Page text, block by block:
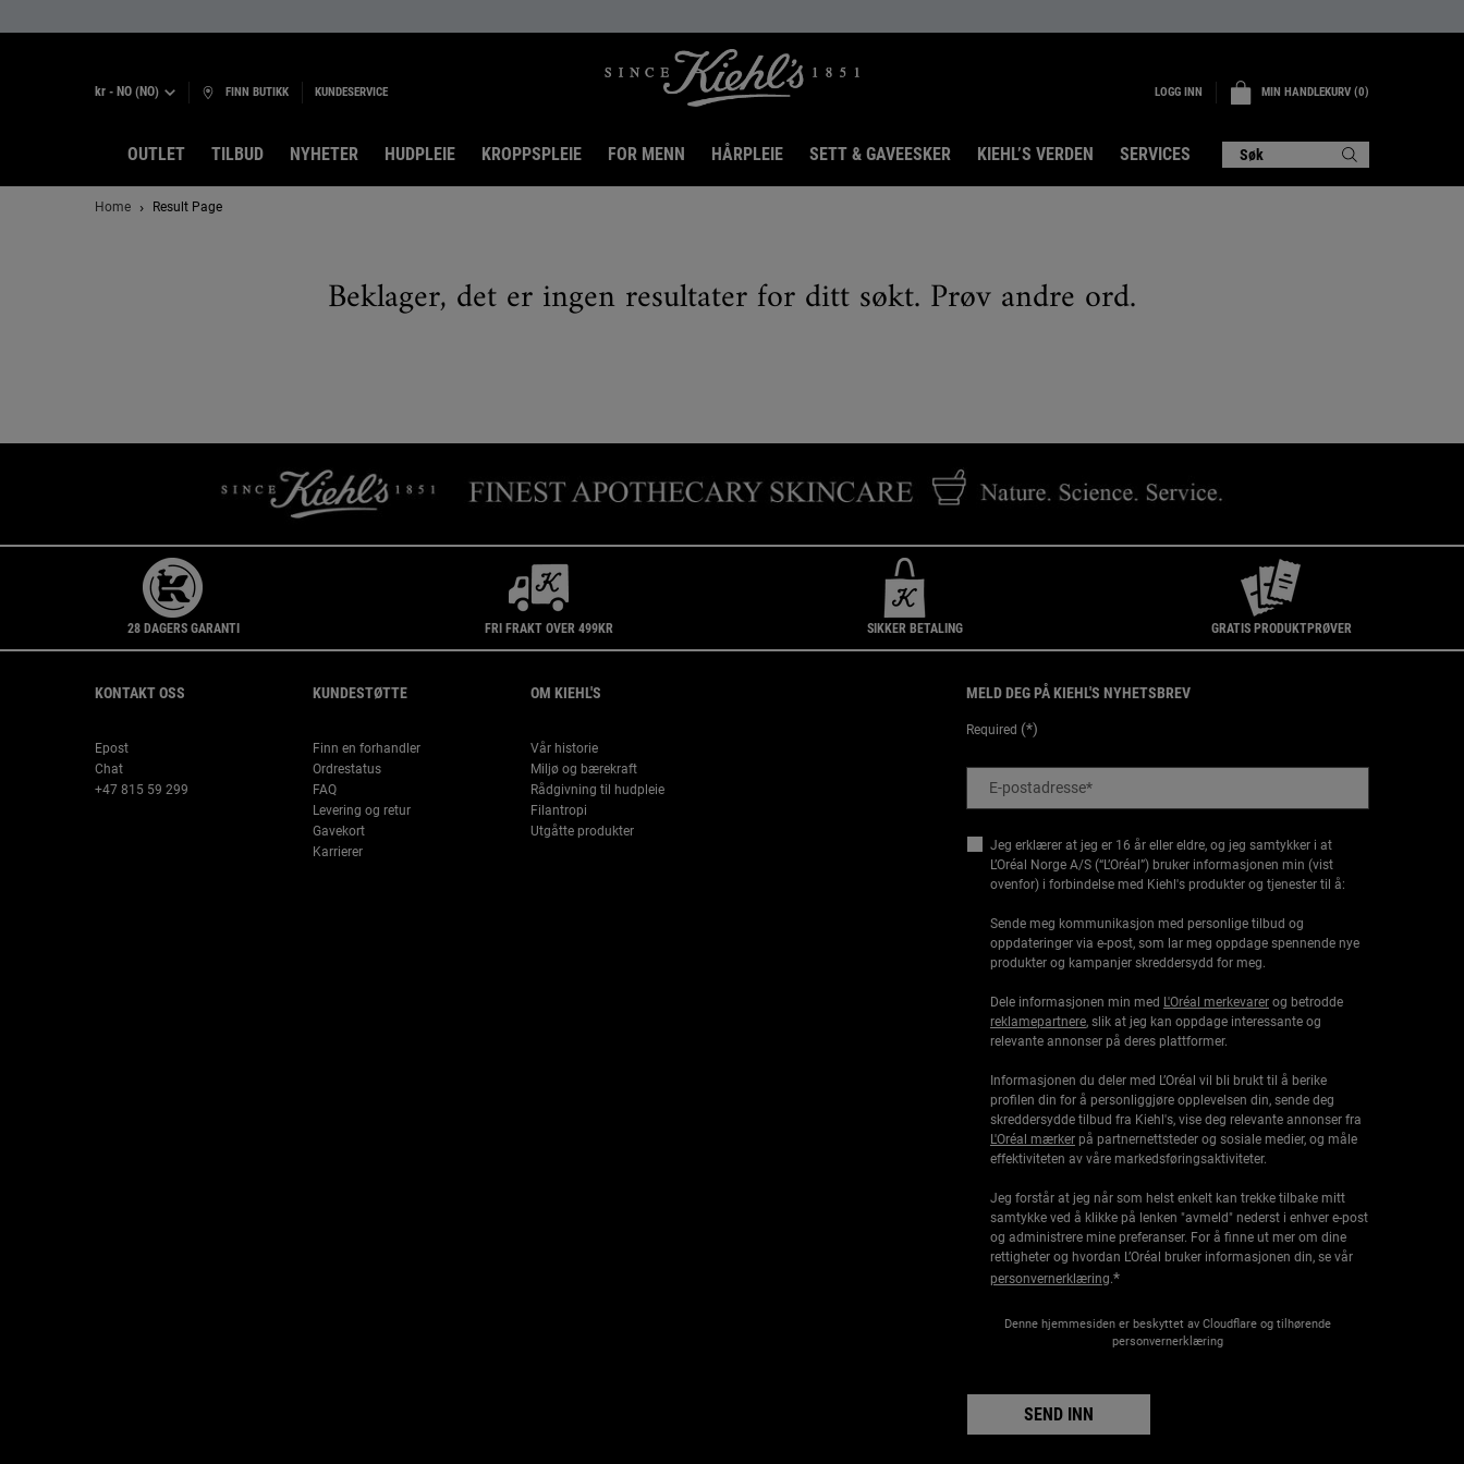
kr - NO (NO) FINN BUTIKK KUNDESERVICE LOGG INN MIN HANDLEKURV 0
0 PRODUKT
OUTLET TILBUD NYHETER HUDPLEIE KROPPSPLEIE FOR MENN HÅRPLEIE SETT & GAVEESKER KIEHL’S VERDEN SERVICES Søk
Home Result Page
Beklager, det er ingen resultater for ditt søkt. Prøv andre ord.
28 DAGERS GARANTI FRI FRAKT OVER 499KR SIKKER BETALING GRATIS PRODUKTPRØVER
KONTAKT OSS
Epost
Chat
+47 815 59 299
KUNDESTØTTE
Finn en forhandler
Ordrestatus
FAQ
Levering og retur
Gavekort
Karrierer
OM KIEHL'S
Vår historie
Miljø og bærekraft
Rådgivning til hudpleie
Filantropi
Utgåtte produkter
MELD DEG PÅ KIEHL'S NYHETSBREV
Required (*)
E-postadresse*
Jeg erklærer at jeg er 16 år eller eldre, og jeg samtykker i at
L’Oréal Norge A/S (“L’Oréal”) bruker informasjonen min (vist
ovenfor) i forbindelse med Kiehl's produkter og tjenester til å:
Sende meg kommunikasjon med personlige tilbud og
oppdateringer via e-post, som lar meg oppdage spennende nye
produkter og kampanjer skreddersydd for meg.
Dele informasjonen min med L'Oréal merkevarer og betrodde
reklamepartnere, slik at jeg kan oppdage interessante og
relevante annonser på deres plattformer.
Informasjonen du deler med L’Oréal vil bli brukt til å berike
profilen din for å personliggjøre opplevelsen din, sende deg
skreddersydde tilbud fra Kiehl's, vise deg relevante annonser fra
L'Oréal mærker på partnernettsteder og sosiale medier, og måle
effektiviteten av våre markedsføringsaktiviteter.
Jeg forstår at jeg når som helst enkelt kan trekke tilbake mitt
samtykke ved å klikke på lenken "avmeld" nederst i enhver e-post
og administrere mine preferanser. For å finne ut mer om dine
rettigheter og hvordan L’Oréal bruker informasjonen din, se vår
personvernerklæring.*
Denne hjemmesiden er beskyttet av Cloudflare og tilhørende
personvernerklæring
SEND INN